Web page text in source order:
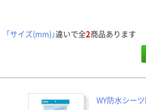
「サイズ(mm)」違いで全2商品あります
WY防水シー